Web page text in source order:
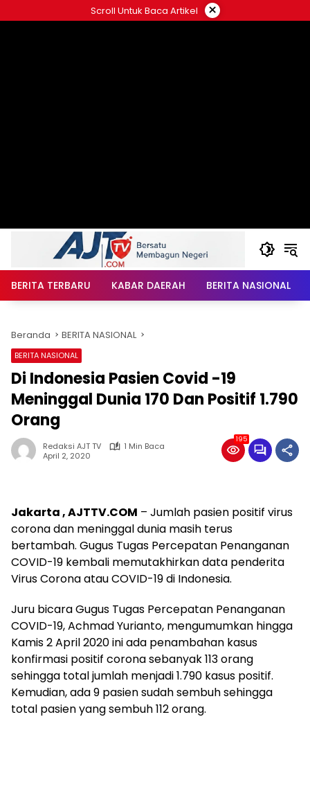
ke
Scroll Untuk Baca Artikel ×
BERITA TERBARU KABAR DAERAH BERITA NASIONAL
Beranda BERITA NASIONAL
BERITA NASIONAL
Di Indonesia Pasien Covid -19
Meninggal Dunia 170 Dan Positif 1.790
Orang
Redaksi AJT TV
1 Min Baca
April 2, 2020
195
Jakarta , AJTTV.COM – Jumlah pasien positif virus
corona dan meninggal dunia masih terus
bertambah. Gugus Tugas Percepatan Penanganan
COVID-19 kembali memutakhirkan data penderita
Virus Corona atau COVID-19 di Indonesia.
Juru bicara Gugus Tugas Percepatan Penanganan
COVID-19, Achmad Yurianto, mengumumkan hingga
Kamis 2 April 2020 ini ada penambahan kasus
konfirmasi positif corona sebanyak 113 orang
sehingga total jumlah menjadi 1.790 kasus positif.
Kemudian, ada 9 pasien sudah sembuh sehingga
total pasien yang sembuh 112 orang.